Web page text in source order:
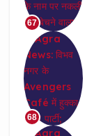
67
68